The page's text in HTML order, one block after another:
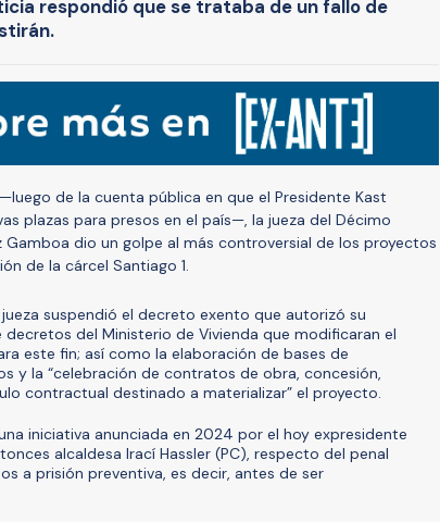
respondió que se trataba de un fallo de
de la cuenta pública en que el Presidente Kast
plazas para presos en el país—, la jueza del Décimo
Gamboa dio un golpe al más controversial de los proyectos
de la cárcel Santiago 1.
suspendió el decreto exento que autorizó su
del Ministerio de Vivienda que modificaran el
este fin; así como la elaboración de bases de
y la “celebración de contratos de obra, concesión,
contractual destinado a materializar” el proyecto.
iniciativa anunciada en 2024 por el hoy expresidente
alcaldesa Irací Hassler (PC), respecto del penal
a prisión preventiva, es decir, antes de ser